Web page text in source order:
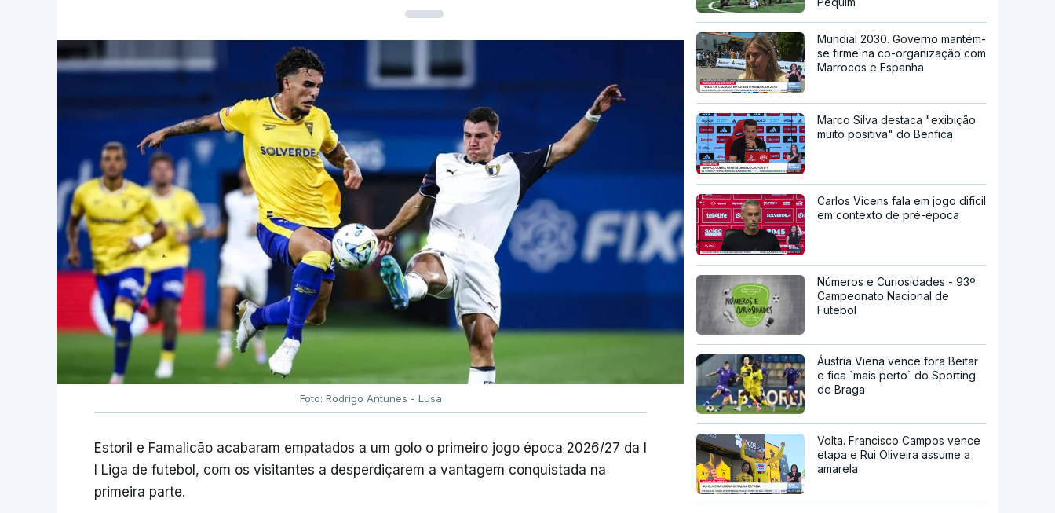
Foto: Rodrigo Antunes - Lusa
Estoril e Famalicão acabaram empatados a um golo o primeiro jogo época 2026/27 da I
I Liga de futebol, com os visitantes a desperdiçarem a vantagem conquistada na
primeira parte.
Mundial 2030. Governo mantém-
se firme na co-organização com
Marrocos e Espanha
Marco Silva destaca "exibição
muito positiva" do Benfica
Carlos Vicens fala em jogo dificil
em contexto de pré-época
Números e Curiosidades - 93º
Campeonato Nacional de
Futebol
Áustria Viena vence fora Beitar
e fica `mais perto` do Sporting
de Braga
Volta. Francisco Campos vence
etapa e Rui Oliveira assume a
amarela